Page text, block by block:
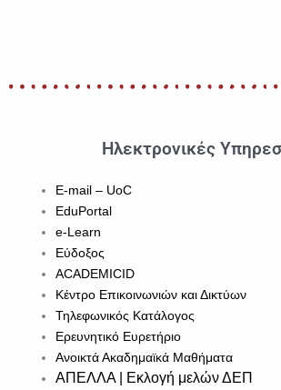
Ηλεκτρονικές
E-mail – UoC
EduPortal
e-Learn
Εύδοξος
ACADEMICID
Κέντρο Επικοινωνιών και Δικτύων
Τηλεφωνικός Κατάλογος
Ερευνητικό Ευρετήριο
Ανοικτά Ακαδημαϊκά Μαθήματα
ΑΠΕΛΛΑ | Εκλογή μελών ΔΕΠ